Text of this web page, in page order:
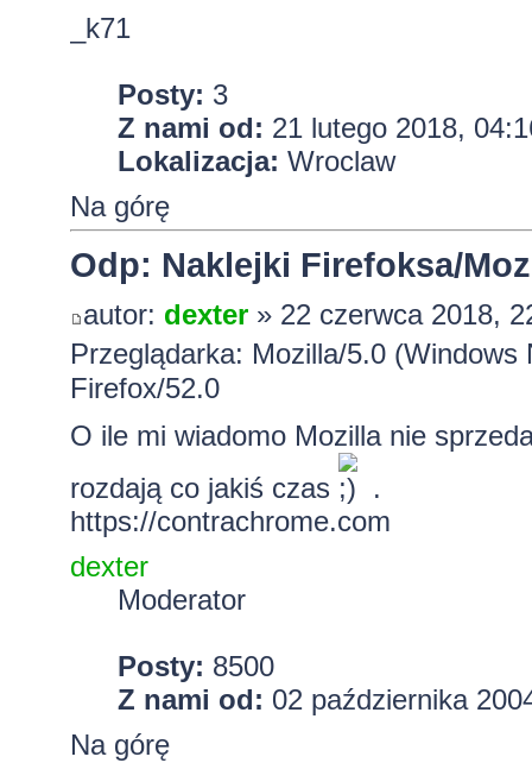
_k71
Posty: 3
Z nami od: 21 lutego 2018,
Lokalizacja: Wroclaw
Na górę
Odp: Naklejki Firefoksa/
autor: dexter» 22 czerwca 2018,
Przeglądarka: Mozilla/5.0
Firefox/52.0
O ile mi wiadomo Mozilla nie
rozdają co jakiś czas
.
https://contrachrome.com
dexter
Moderator
Posty: 8500
Z nami od: 02 października
Na górę